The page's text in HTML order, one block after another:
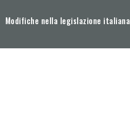
Modifiche nella legislazione italiana